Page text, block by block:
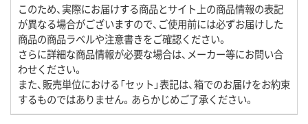
このため、実際にお届けする商品とサイト上の商品情報の表記
が異なる場合がございますので、ご使用前には必ずお届けした
商品の商品ラベルや注意書きをご確認ください。
さらに詳細な商品情報が必要な場合は、メーカー等にお問い合
わせください。
また、販売単位における「セット」表記は、箱でのお届けをお約束
するものではありません。あらかじめご了承ください。